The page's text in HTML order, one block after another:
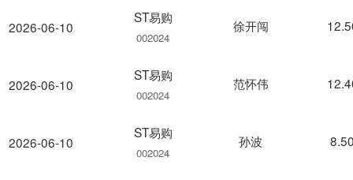
2026-06-10
2026-06-10
2026-06-10
ST易购
002024
徐开闯
ST易购
002024
范怀伟
ST易购
002024
孙波